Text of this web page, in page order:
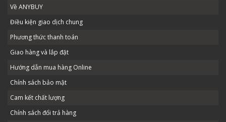
Về ANYBUY
Điều kiện giao dịch chung
Phương thức thanh toán
Giao hàng và lắp đặt
Hướng dẫn mua hàng Online
Chính sách bảo mật
Cam kết chất lượng
Chính sách đổi trả hàng